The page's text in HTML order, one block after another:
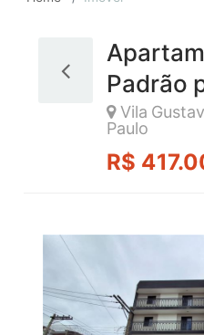
Padrão
Vila
Paulo
R$